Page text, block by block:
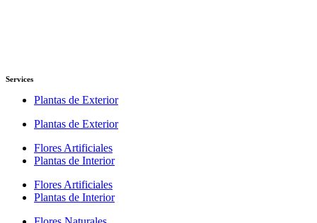
Services
Plantas de Exterior
Plantas de Exterior
Flores Artificiales
Plantas de Interior
Flores Artificiales
Plantas de Interior